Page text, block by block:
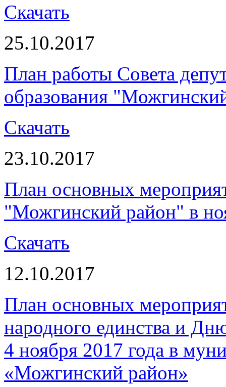
Скачать
25.10.2017
План работы Совета
образования
Скачать
23.10.2017
План основных
"Можгинский район" в
Скачать
12.10.2017
План основных
народного единства и
4 ноября 2017 года в
«Можгинский район»